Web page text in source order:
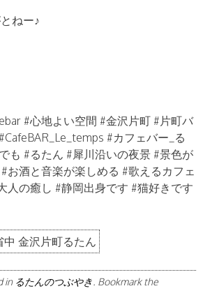
ねー♪
#心地よい空間 #金沢片町 #片町バ
#カフェバー_る
も #るたん #犀川沿いの夜景 #景色が
お酒と音楽が楽しめる #歌えるカフェ
人の癒し #静岡出身です #猫好きです
in るたんのつぶやき. Bookmark the